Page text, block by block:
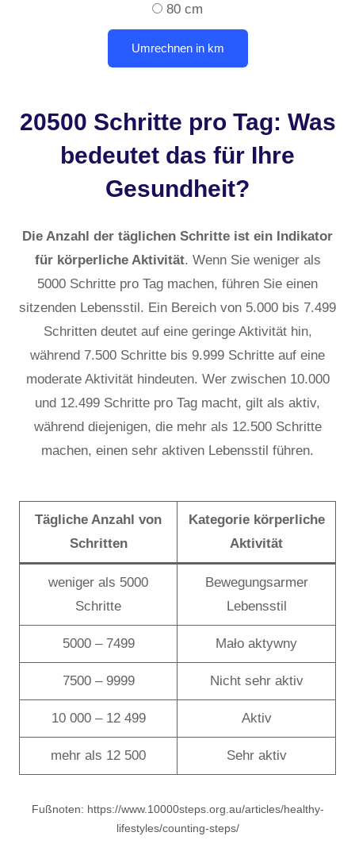
80 cm
20500 Schritte pro Tag: Was
bedeutet das für Ihre
Gesundheit?
Die Anzahl der täglichen Schritte ist ein Indikator
für körperliche Aktivität. Wenn Sie weniger als
5000 Schritte pro Tag machen, führen Sie einen
sitzenden Lebensstil. Ein Bereich von 5.000 bis 7.499
Schritten deutet auf eine geringe Aktivität hin,
während 7.500 Schritte bis 9.999 Schritte auf eine
moderate Aktivität hindeuten. Wer zwischen 10.000
und 12.499 Schritte pro Tag macht, gilt als aktiv,
während diejenigen, die mehr als 12.500 Schritte
machen, einen sehr aktiven Lebensstil führen.
Tägliche Anzahl von
Schritten
Kategorie körperliche
Aktivität
weniger als 5000
Schritte
Bewegungsarmer
Lebensstil
5000 – 7499 Mało aktywny
7500 – 9999 Nicht sehr aktiv
10 000 – 12 499 Aktiv
mehr als 12 500 Sehr aktiv
Fußnoten: https://www.10000steps.org.au/articles/healthy-
lifestyles/counting-steps/